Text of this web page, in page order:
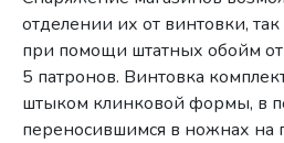
отделении их от винтовки,
при помощи штатных обойм
5 патронов. Винтовка
штыком клинковой формы, в
переносившимся в ножнах на